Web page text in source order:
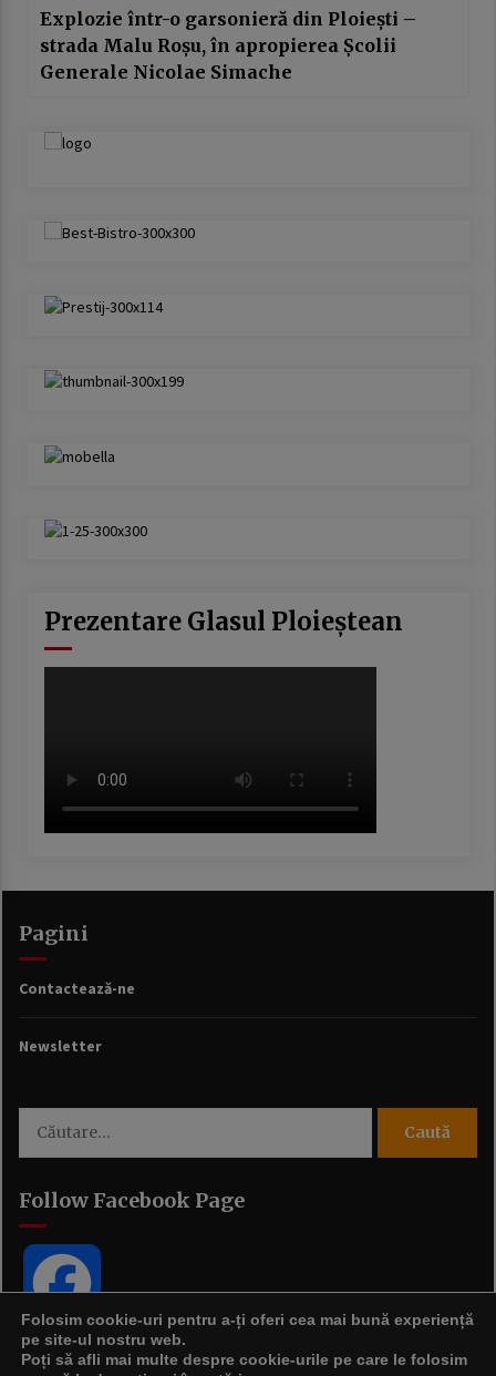
Explozie într-o garsonieră din Ploiești –
strada Malu Roșu, în apropierea Școlii
Generale Nicolae Simache
Prezentare Glasul Ploieștean
Pagini
Contactează-ne
Newsletter
după:
Follow Facebook Page
Folosim cookie-uri pentru a-ți oferi cea mai bună experiență
pe site-ul nostru web.
Poți să afli mai multe despre cookie-urile pe care le folosim